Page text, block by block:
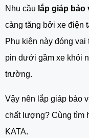
Nhu cầu lắp giáp bảo
càng tăng bởi xe điện
Phụ kiện này đóng
pin dưới gầm xe khỏi
trường.
Vậy nên lắp giáp bảo
chất lượng? Cùng tìm
KATA.